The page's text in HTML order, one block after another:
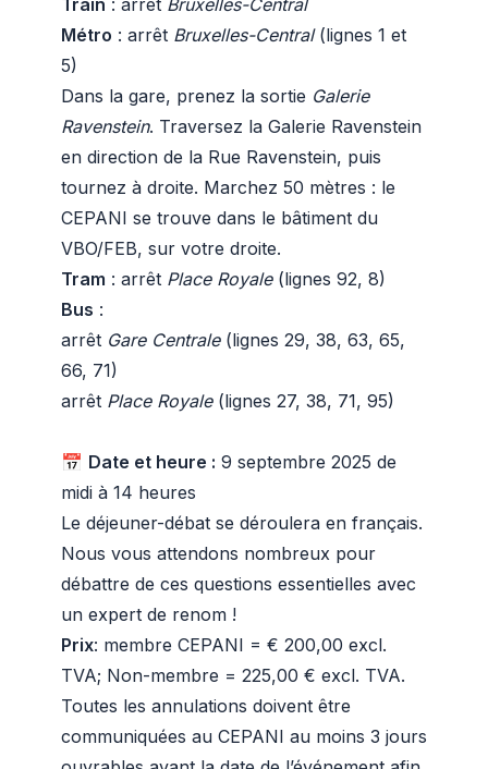
Train : arrêt Bruxelles-Central
Métro : arrêt Bruxelles-Central(lignes 1 et
5)
Dans la gare, prenez la sortie Galerie
Ravenstein. Traversez la Galerie Ravenstein
en direction de la Rue Ravenstein, puis
tournez à droite. Marchez 50 mètres : le
CEPANI se trouve dans le bâtiment du
VBO/FEB, sur votre droite.
Tram : arrêt Place Royale(lignes 92, 8)
Bus :
arrêt Gare Centrale(lignes 29, 38, 63, 65,
66, 71)
arrêt Place Royale(lignes 27, 38, 71, 95)
📅 Date et heure : 9 septembre 2025 de
midi à 14 heures
Le déjeuner-débat se déroulera en français.
Nous vous attendons nombreux pour
débattre de ces questions essentielles avec
un expert de renom !
Prix: membre CEPANI = € 200,00 excl.
TVA; Non-membre = 225,00 € excl. TVA.
Toutes les annulations doivent être
communiquées au CEPANI au moins 3 jours